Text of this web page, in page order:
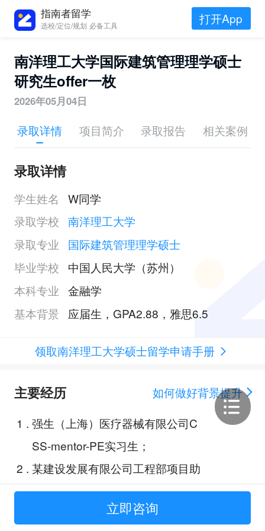
指南者留学
选校/定位/规划 必备工具 打开App
南洋理工大学国际建筑管理理学硕士
研究生offer一枚
2026年05月04日
录取详情 项目简介 录取报告 相关案例
录取详情
学生姓名
W同学
录取学校 南洋理工大学
录取专业
国际建筑管理理学硕士
毕业学校
中国人民大学（苏州）
本科专业 金融学
基本背景
应届生，GPA2.88，雅思6.5
领取南洋理工大学硕士留学申请手册
主要经历
如何做好背景提升
1 . 强生（上海）医疗器械有限公司C
SS-mentor-PE实习生；
2 . 某建设发展有限公司工程部项目助
理；
某私募基金管理有限公司投资部投
立即咨询